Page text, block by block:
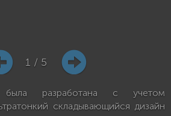
1 / 5
разработана с учетом
складывающийся дизайн